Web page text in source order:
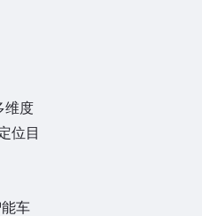
维度
位目
车